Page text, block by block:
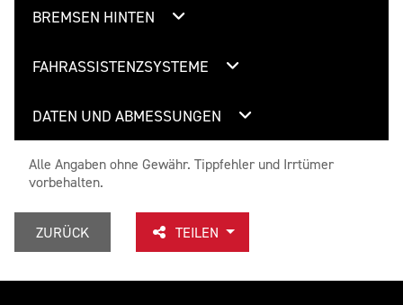
BREMSEN HINTEN
FAHRASSISTENZSYSTEME
DATEN UND ABMESSUNGEN
Alle Angaben ohne Gewähr. Tippfehler und Irrtümer
vorbehalten.
ZURÜCK TEILEN